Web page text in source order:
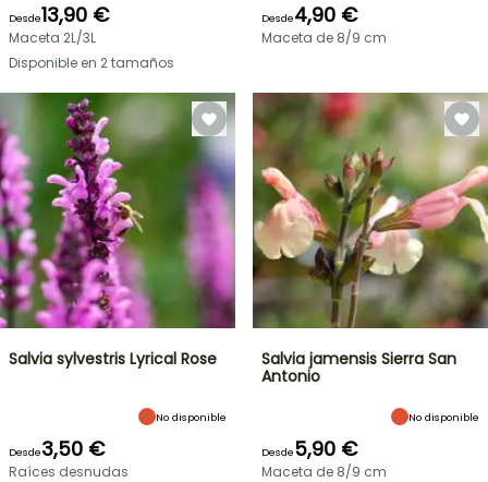
Desde13,90 €
Maceta 2L/3L
Disponible en 2 tamaños
Desde4,90 €
Maceta de 8/9 cm
Salvia sylvestris Lyrical Rose
No disponible
Desde3,50 €
Raíces desnudas
Salvia jamensis Sierra San
Antonio
No disponible
Desde5,90 €
Maceta de 8/9 cm